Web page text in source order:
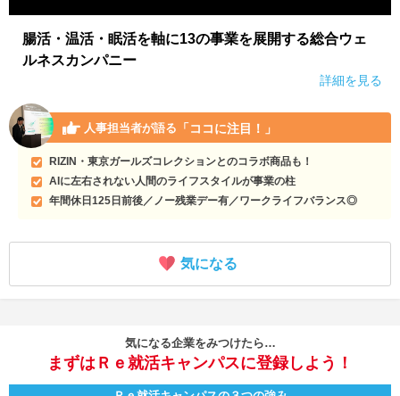
腸活・温活・眠活を軸に13の事業を展開する総合ウェ
ルネスカンパニー
詳細を見る
人事担当者が語る 「ココに注目！」
RIZIN・東京ガールズコレクションとのコラボ商品も！
AIに左右されない人間のライフスタイルが事業の柱
年間休日125日前後／ノー残業デー有／ワークライフバランス◎
気になる
気になる企業をみつけたら…
まずはＲｅ就活キャンパスに登録しよう！